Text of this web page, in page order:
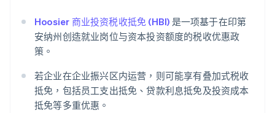
Hoosier 商业投资税收抵免 (HBI) 是一项基于在印第
安纳州创造就业岗位与资本投资额度的税收优惠政
策。
若企业在企业振兴区内运营，则可能享有叠加式税收
抵免，包括员工支出抵免、贷款利息抵免及投资成本
抵免等多重优惠。